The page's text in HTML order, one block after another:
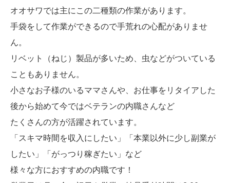
オオサワでは主にこの二種類の作業があります。
手袋をして作業ができるので手荒れの心配がありませ
ん。
リベット（ねじ）製品が多いため、虫などがついている
こともありません。
小さなお子様のいるママさんや、お仕事をリタイアした
後から始めて今ではベテランの内職さんなど
たくさんの方が活躍されています。
「スキマ時間を収入にしたい」「本業以外に少し副業が
したい」「がっつり稼ぎたい」など
様々な方におすすめの内職です！